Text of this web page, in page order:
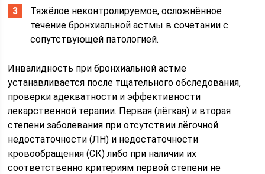
Тяжёлое неконтролируемое, осложнённое
течение бронхиальной астмы в сочетании с
сопутствующей патологией.
Инвалидность при бронхиальной астме
устанавливается после тщательного обследования,
проверки адекватности и эффективности
лекарственной терапии. Первая (лёгкая) и вторая
степени заболевания при отсутствии лёгочной
недостаточности (ЛН) и недостаточности
кровообращения (СК) либо при наличии их
соответственно критериям первой степени не